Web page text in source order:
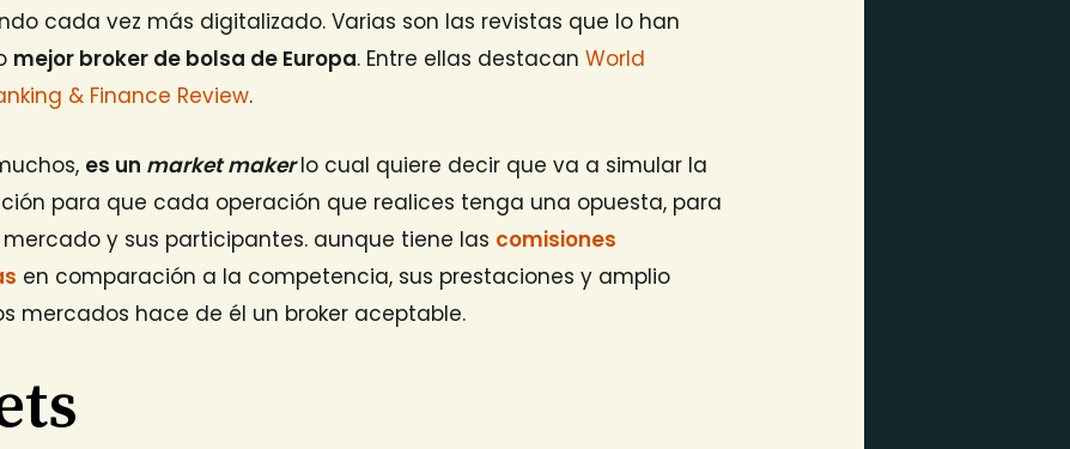
cada vez más digitalizado. Varias son las revistas que lo han
mejor broker de bolsa de Europa. Entre ellas destacanWorld
& Finance Review.
es un market makerlo cual quiere decir que va a simular la
para que cada operación que realices tenga una opuesta, para
y sus participantes. aunque tiene las comisiones
en comparación a la competencia, sus prestaciones y amplio
mercados hace de él un broker aceptable.